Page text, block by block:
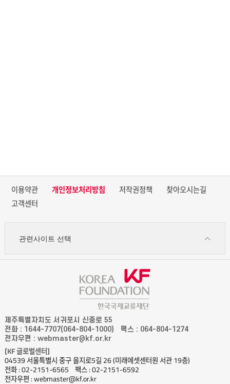
이용약관 개인정보처리방침 저작권정책
찾아오시는길
고객센터
관련사이트 선택
제주특별자치도 서귀포시 신중로 55
전화 : 1644-7707(064-804-1000)
팩스 : 064-804-1274
전자우편 : webmaster@kf.or.kr
[KF 글로벌센터]
04539 서울특별시 중구 을지로5길 26 (미래에셋센터원 서관 19층)
전화 : 02-2151-6565
팩스 : 02-2151-6592
전자우편 : webmaster@kf.or.kr